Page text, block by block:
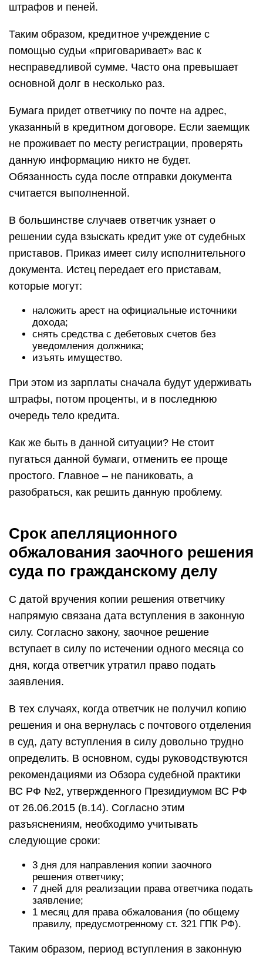
штрафов и пеней.
Таким образом, кредитное учреждение с
помощью судьи «приговаривает» вас к
несправедливой сумме. Часто она превышает
основной долг в несколько раз.
Бумага придет ответчику по почте на адрес,
указанный в кредитном договоре. Если заемщик
не проживает по месту регистрации, проверять
данную информацию никто не будет.
Обязанность суда после отправки документа
считается выполненной.
В большинстве случаев ответчик узнает о
решении суда взыскать кредит уже от судебных
приставов. Приказ имеет силу исполнительного
документа. Истец передает его приставам,
которые могут:
наложить арест на официальные источники
дохода;
снять средства с дебетовых счетов без
уведомления должника;
изъять имущество.
При этом из зарплаты сначала будут удерживать
штрафы, потом проценты, и в последнюю
очередь тело кредита.
Как же быть в данной ситуации? Не стоит
пугаться данной бумаги, отменить ее проще
простого. Главное – не паниковать, а
разобраться, как решить данную проблему.
Срок апелляционного
обжалования заочного решения
суда по гражданскому делу
С датой вручения копии решения ответчику
напрямую связана дата вступления в законную
силу. Согласно закону, заочное решение
вступает в силу по истечении одного месяца со
дня, когда ответчик утратил право подать
заявления.
В тех случаях, когда ответчик не получил копию
решения и она вернулась с почтового отделения
в суд, дату вступления в силу довольно трудно
определить. В основном, суды руководствуются
рекомендациями из Обзора судебной практики
ВС РФ №2, утвержденного Президиумом ВС РФ
от 26.06.2015 (в.14). Согласно этим
разъяснениям, необходимо учитывать
следующие сроки:
3 дня для направления копии заочного
решения ответчику;
7 дней для реализации права ответчика подать
заявление;
1 месяц для права обжалования (по общему
правилу, предусмотренному ст. 321 ГПК РФ).
Таким образом, период вступления в законную